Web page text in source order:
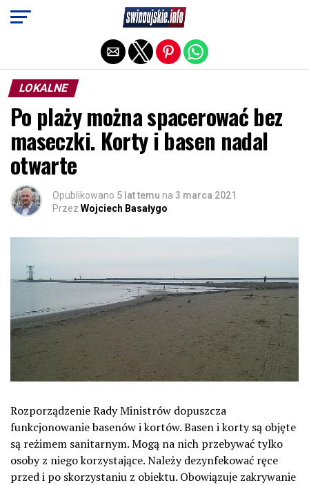
LOKALNE
Po plaży można spacerować bez
maseczki. Korty i basen nadal
otwarte
Opublikowano 5 lat temu na 3 marca 2021
Przez Wojciech Basałygo
Rozporządzenie Rady Ministrów dopuszcza
funkcjonowanie basenów i kortów. Basen i korty są objęte
są reżimem sanitarnym. Mogą na nich przebywać tylko
osoby z niego korzystające. Należy dezynfekować ręce
przed i po skorzystaniu z obiektu. Obowiązuje zakrywanie
Exit mobile version